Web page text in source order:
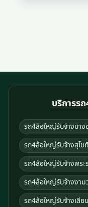
บริการร
รถ4ล้อใหญ่รับจ้างบาง
รถ4ล้อใหญ่รับจ้างสุโข
รถ4ล้อใหญ่รับจ้างพระ
รถ4ล้อใหญ่รับจ้างงาม
รถ4ล้อใหญ่รับจ้างเลีย